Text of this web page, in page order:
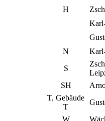
H
N
S
SH
T, Gebäude
T
W